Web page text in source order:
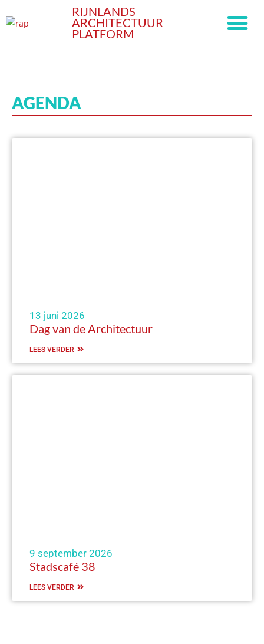
RIJNLANDS
ARCHITECTUUR
PLATFORM
AGENDA
13 juni 2026
Dag van de Architectuur
LEES VERDER
9 september 2026
Stadscafé 38
LEES VERDER